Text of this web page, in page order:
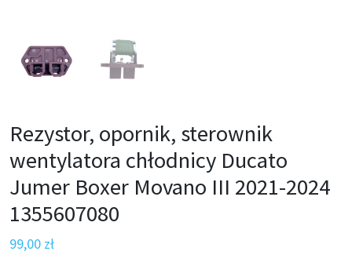
Rezystor, opornik, sterownik
wentylatora chłodnicy Ducato
Jumer Boxer Movano III 2021-2024
1355607080
99,00 zł